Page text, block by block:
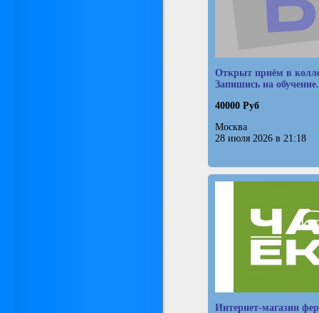
Открыт приём в
Запишись на обучение.
40000 Руб
Москва
28 июля 2026 в 21:18
Интернет-магазин